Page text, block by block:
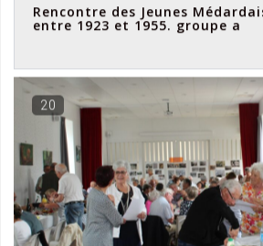
Rencontre des Jeunes
entre 1923 et 1955. groupe a
20